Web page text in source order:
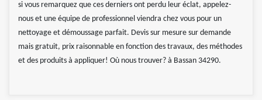
si vous remarquez que ces derniers ont perdu leur éclat, appelez-
nous et une équipe de professionnel viendra chez vous pour un
nettoyage et démoussage parfait. Devis sur mesure sur demande
mais gratuit, prix raisonnable en fonction des travaux, des méthodes
et des produits à appliquer! Où nous trouver? à Bassan 34290.